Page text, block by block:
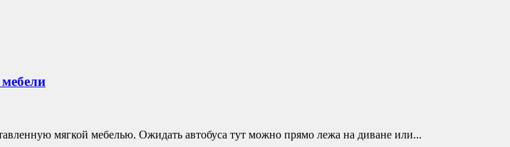
мягкой мебелью. Ожидать автобуса тут можно прямо лежа на диване или...